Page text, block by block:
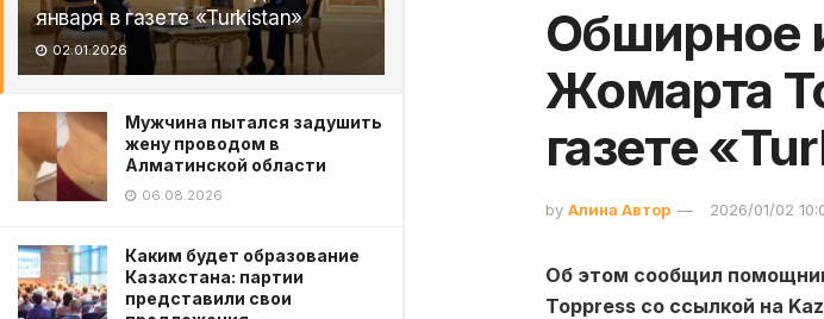
января в газете «Turkistan»
02.01.2026
Мужчина пытался задушить
жену проводом в
Алматинской области
06.08.2026
Каким будет образование
Казахстана: партии
представили свои
Обширное
Жомарта
газете
by Алина Автор 2026/01/02
Об этом сообщил
Toppress со ссылкой на